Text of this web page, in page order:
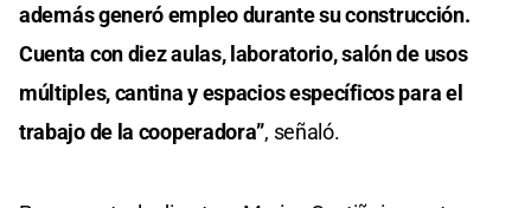
además generó empleo durante su construcción.
Cuenta con diez aulas, laboratorio, salón de usos
múltiples, cantina y espacios específicos para el
trabajo de la cooperadora”, señaló.